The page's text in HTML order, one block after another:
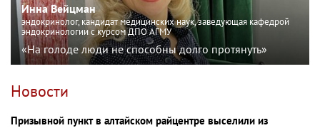
Инна Вейцман
эндокринолог, кандидат медицинских наук, заведующая кафедрой
эндокринологии с курсом ДПО АГМУ
«На голоде люди не способны долго протянуть»
Новости
Призывной пункт в алтайском райцентре выселили из